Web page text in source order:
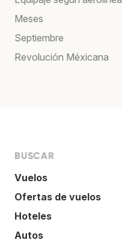
Meses
Septiembre
Revolución Méxicana
BUSCAR
Vuelos
Ofertas de vuelos
Hoteles
Autos